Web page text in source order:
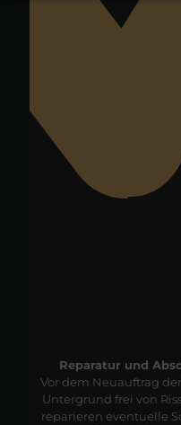
Reparatur und
Vor dem Neuauftrag
Untergrund frei von
reparieren eventuelle